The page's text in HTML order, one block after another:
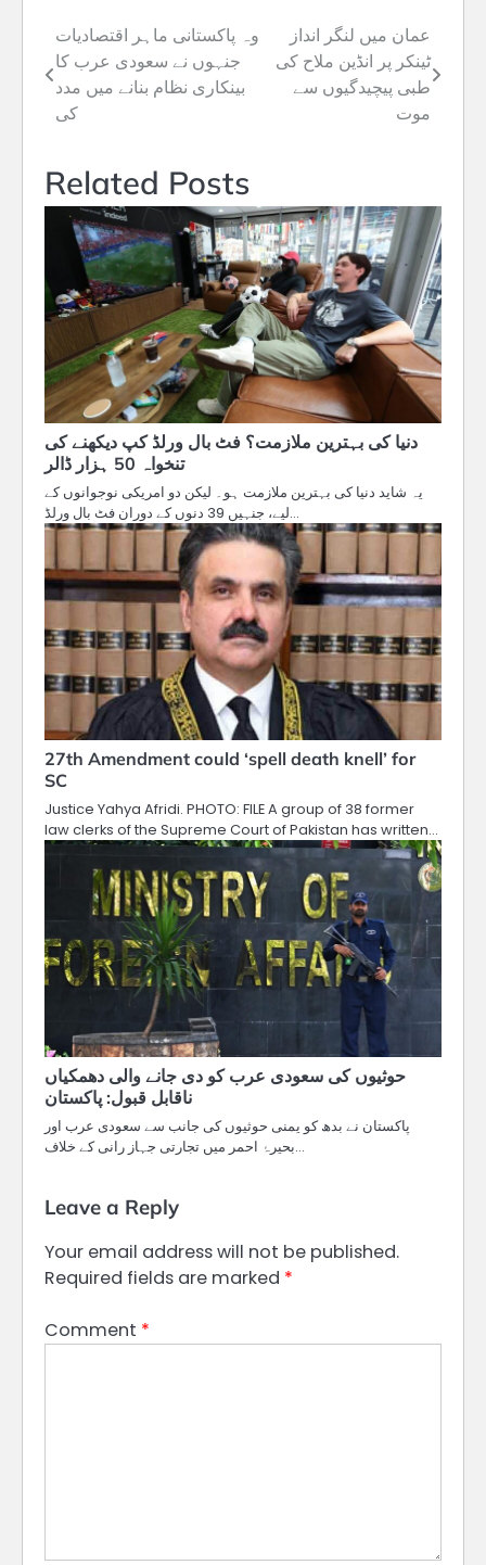
Post
navigation
وہ پاکستانی ماہر اقتصادیات
جنہوں نے سعودی عرب کا
بینکاری نظام بنانے میں مدد
کی
عمان میں لنگر انداز
ٹینکر پر انڈین ملاح کی
طبی پیچیدگیوں سے
موت
Related Posts
دنیا کی بہترین ملازمت؟ فٹ بال ورلڈ کپ دیکھنے کی
تنخواہ 50 ہزار ڈالر
یہ شاید دنیا کی بہترین ملازمت ہو۔ لیکن دو امریکی نوجوانوں کے
لیے، جنہیں 39 دنوں کے دوران فٹ بال ورلڈ…
27th Amendment could ‘spell death knell’ for
SC
Justice Yahya Afridi. PHOTO: FILE A group of 38 former
law clerks of the Supreme Court of Pakistan has written…
حوثیوں کی سعودی عرب کو دی جانے والی دھمکیاں
ناقابل قبول: پاکستان
پاکستان نے بدھ کو یمنی حوثیوں کی جانب سے سعودی عرب اور
بحیرۂ احمر میں تجارتی جہاز رانی کے خلاف…
Leave a Reply
Your email address will not be published.
Required fields are marked *
Comment *